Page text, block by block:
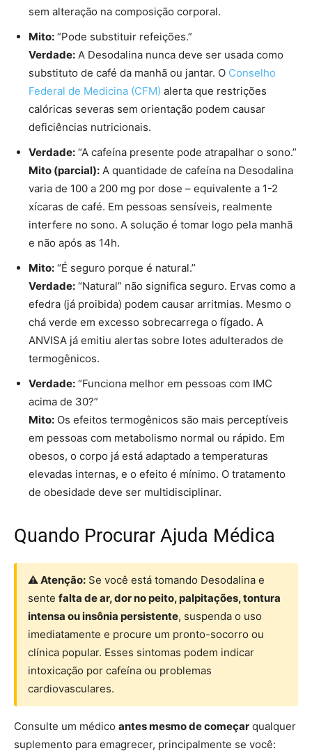
sem alteração na composição corporal.
Mito: “Pode substituir refeições.”
Verdade: A Desodalina nunca deve ser usada como
substituto de café da manhã ou jantar. O Conselho
Federal de Medicina (CFM) alerta que restrições
calóricas severas sem orientação podem causar
deficiências nutricionais.
Verdade: “A cafeína presente pode atrapalhar o sono.”
Mito (parcial): A quantidade de cafeína na Desodalina
varia de 100 a 200 mg por dose – equivalente a 1-2
xícaras de café. Em pessoas sensíveis, realmente
interfere no sono. A solução é tomar logo pela manhã
e não após as 14h.
Mito: “É seguro porque é natural.”
Verdade: “Natural” não significa seguro. Ervas como a
efedra (já proibida) podem causar arritmias. Mesmo o
chá verde em excesso sobrecarrega o fígado. A
ANVISA já emitiu alertas sobre lotes adulterados de
termogênicos.
Verdade: “Funciona melhor em pessoas com IMC
acima de 30?”
Mito: Os efeitos termogênicos são mais perceptíveis
em pessoas com metabolismo normal ou rápido. Em
obesos, o corpo já está adaptado a temperaturas
elevadas internas, e o efeito é mínimo. O tratamento
de obesidade deve ser multidisciplinar.
Quando Procurar Ajuda Médica
⚠ Atenção: Se você está tomando Desodalina e
sente falta de ar, dor no peito, palpitações, tontura
intensa ou insônia persistente, suspenda o uso
imediatamente e procure um pronto-socorro ou
clínica popular. Esses sintomas podem indicar
intoxicação por cafeína ou problemas
cardiovasculares.
Consulte um médico antes mesmo de começar qualquer
suplemento para emagrecer, principalmente se você: